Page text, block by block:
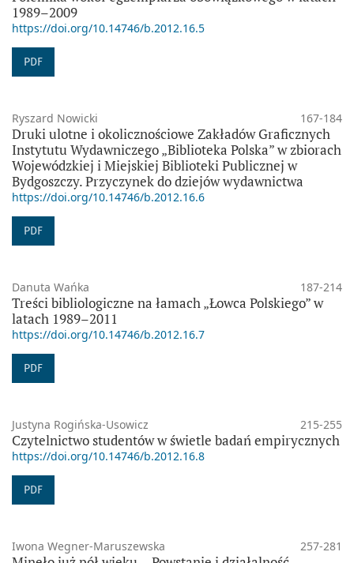
1989–2009
https://doi.org/10.14746/b.2012.16.5
PDF
Ryszard Nowicki 167-184
Druki ulotne i okolicznościowe Zakładów Graficznych
Instytutu Wydawniczego „Biblioteka Polska” w zbiorach
Wojewódzkiej i Miejskiej Biblioteki Publicznej w
Bydgoszczy. Przyczynek do dziejów wydawnictwa
https://doi.org/10.14746/b.2012.16.6
PDF
Danuta Wańka 187-214
Treści bibliologiczne na łamach „Łowca Polskiego” w
latach 1989–2011
https://doi.org/10.14746/b.2012.16.7
PDF
Justyna Rogińska-Usowicz 215-255
Czytelnictwo studentów w świetle badań empirycznych
https://doi.org/10.14746/b.2012.16.8
PDF
Iwona Wegner-Maruszewska 257-281